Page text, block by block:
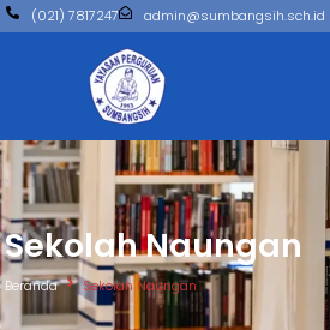
(021) 7817247 admin@sumbangsih.sch.id
Sekolah Naungan
Beranda Sekolah Naungan